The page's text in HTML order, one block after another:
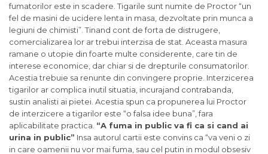
fumatorilor este in scadere. Tigarile sunt numite de Proctor “un
fel de masini de ucidere lenta in masa, dezvoltate prin munca a
legiuni de chimisti”. Tinand cont de forta de distrugere,
comercializarea lor ar trebui interzisa de stat. Aceasta masura
ramane o utopie din foarte multe considerente, care tin de
interese economice, dar chiar si de drepturile consumatorilor.
Acestia trebuie sa renunte din convingere proprie. Interzicerea
tigarilor ar complica inutil situatia, incurajand contrabanda,
sustin analisti ai pietei. Acestia spun ca propunerea lui Proctor
de interzicere a tigarilor este “o falsa idee buna”, fara
aplicabilitate practica. “A fuma in public va fi ca si cand ai
urina in public” Insa autorul cartii este convins ca “va veni o zi
in care oamenii nu vor mai fuma, sau cel putin in modul obsesiv